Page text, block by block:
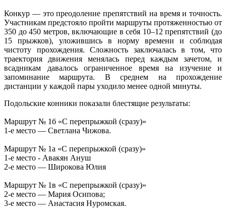
Конкур — это преодоление препятствий на время и точность.
Участникам предстояло пройти маршруты протяженностью от
350 до 450 метров, включающие в себя 10–12 препятствий (до
15 прыжков), уложившись в норму времени и соблюдая
чистоту прохождения. Сложность заключалась в том, что
траектория движения менялась перед каждым зачетом, и
всадникам давалось ограниченное время на изучение и
запоминание маршрута. В среднем на прохождение
дистанции у каждой пары уходило менее одной минуты.
Подольские конники показали блестящие результаты:
Маршрут № 1б «С перепрыжкой (сразу)»
1-е место — Светлана Чижова.
Маршрут № 1а «С перепрыжкой (сразу)»
1-е место - Авакян Ануш
2-е место — Широкова Юлия
Маршрут № 1в «С перепрыжкой (сразу)»
2-е место — Мария Осипова;
3-е место — Анастасия Нуромская.